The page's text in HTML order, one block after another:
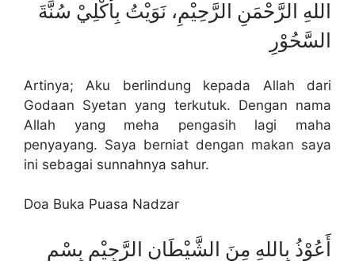
اللهِ الرَّحْمَنِ الرَّحِيْمِ، نَوَيْتُ بِأُكْلِيْ سُنَّةَ
السَّحُوْرِ
Artinya; Aku berlindung kepada Allah dari
Godaan Syetan yang terkutuk. Dengan nama
Allah yang meha pengasih lagi maha
penyayang. Saya berniat dengan makan saya
ini sebagai sunnahnya sahur.
Doa Buka Puasa Nadzar
أَعُوْذُ بِاللهِ مِنَ الشَّيْطَانِ الرَّجِيْمِ بِسْمِ